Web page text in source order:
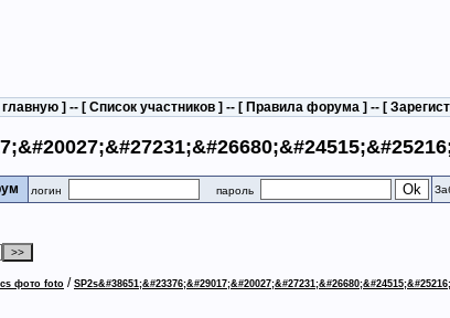
главную ] -- [ Список участников ] -- [ Правила форума ] -- [
логин пароль
фото foto /